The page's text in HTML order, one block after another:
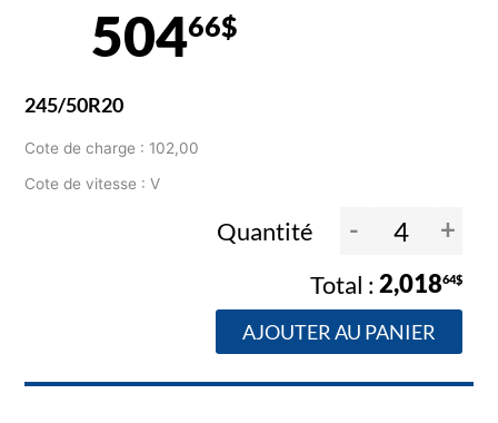
50466$
245/50R20
Cote de charge : 102,00
Cote de vitesse : V
Quantité - +
2,01864$
AJOUTER AU PANIER